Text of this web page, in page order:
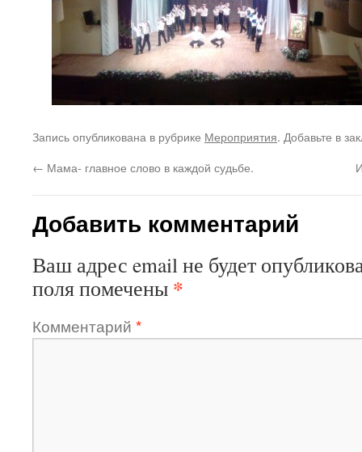
Запись опубликована в рубрике Мероприятия. Добавьте в
← Мама- главное слово в каждой судьбе.
Добавить комментарий
Ваш адрес email не будет
поля помечены *
Комментарий *